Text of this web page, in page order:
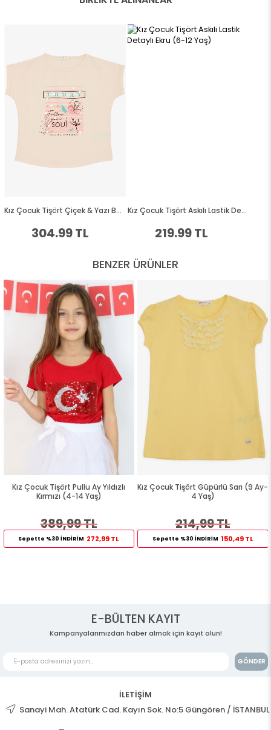
BENZER ÜRÜNLER
Kız Çocuk Tişört Pullu Ay Yıldızlı
Kırmızı (4-14 Yaş)
389,99 TL
Sepette %30 İNDİRİM 272,99 TL
Kız Çocuk Tişört Güpürlü Sarı (9 Ay-
4 Yaş)
214,99 TL
Sepette %30 İNDİRİM 150,49 TL
E-BÜLTEN KAYIT
Kampanyalarımızdan haber almak için kayıt olun!
GÖNDER
İLETİŞİM
Sanayi Mah. Atatürk Cad. Kayın Sok. No:5 Güngören / İSTANBUL